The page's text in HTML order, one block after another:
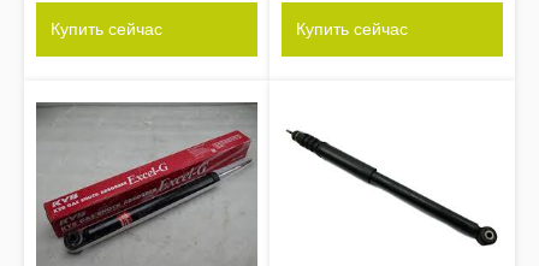
Купить сейчас Купить сейчас